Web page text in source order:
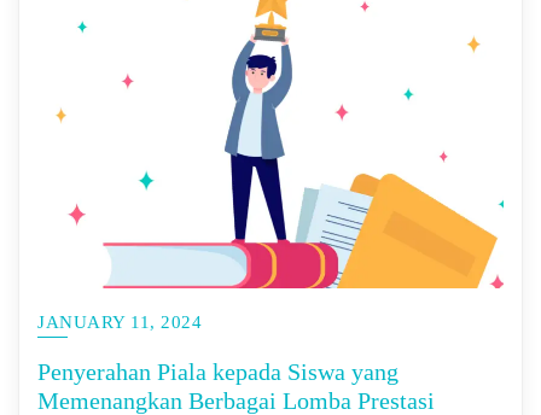
JANUARY 11, 2024
Penyerahan Piala kepada Siswa yang
Memenangkan Berbagai Lomba Prestasi